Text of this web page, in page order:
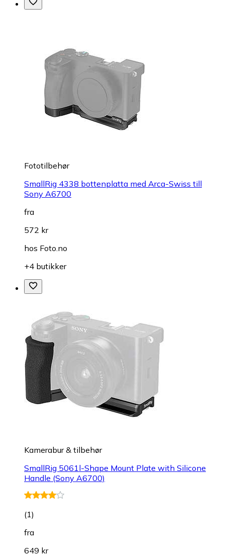
Fototilbehør
SmallRig 4338 bottenplatta med Arca-Swiss till
Sony A6700
fra
572 kr
hos Foto.no
+4 butikker
Kamerabur & tilbehør
SmallRig 5061l-Shape Mount Plate with Silicone
Handle (Sony A6700)
(1)
fra
649 kr